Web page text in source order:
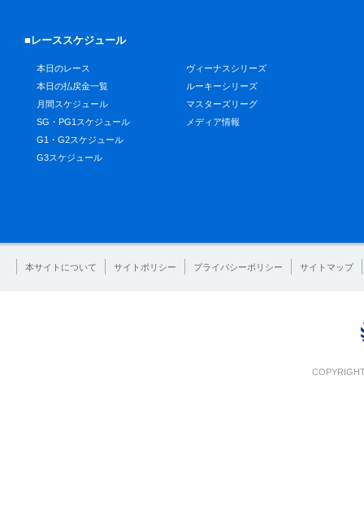
■レーススケジュール
本日のレース
本日の払戻金一覧
月間スケジュール
SG・PG1スケジュール
G1・G2スケジュール
G3スケジュール
ヴィーナスシリーズ
ルーキーシリーズ
マスターズリーグ
メディア情報
本サイトについて サイトポリシー プライバシーポリシー サイトマップ